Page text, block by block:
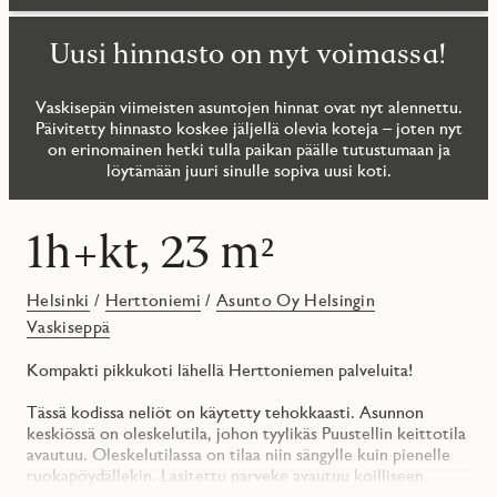
Uusi hinnasto on nyt voimassa!
Vaskisepän viimeisten asuntojen hinnat ovat nyt alennettu.
Päivitetty hinnasto koskee jäljellä olevia koteja – joten nyt
on erinomainen hetki tulla paikan päälle tutustumaan ja
löytämään juuri sinulle sopiva uusi koti.
1h+kt, 23 m²
Helsinki / Herttoniemi /Asunto Oy Helsingin
Vaskiseppä
Kompakti pikkukoti lähellä Herttoniemen palveluita!
Tässä kodissa neliöt on käytetty tehokkaasti. Asunnon
keskiössä on oleskelutila, johon tyylikäs Puustellin keittotila
avautuu. Oleskelutilassa on tilaa niin sängylle kuin pienelle
ruokapöydällekin. Lasitettu parveke avautuu koilliseen.